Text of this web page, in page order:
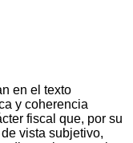
en el texto
y coherencia
fiscal que, por su
vista subjetivo,